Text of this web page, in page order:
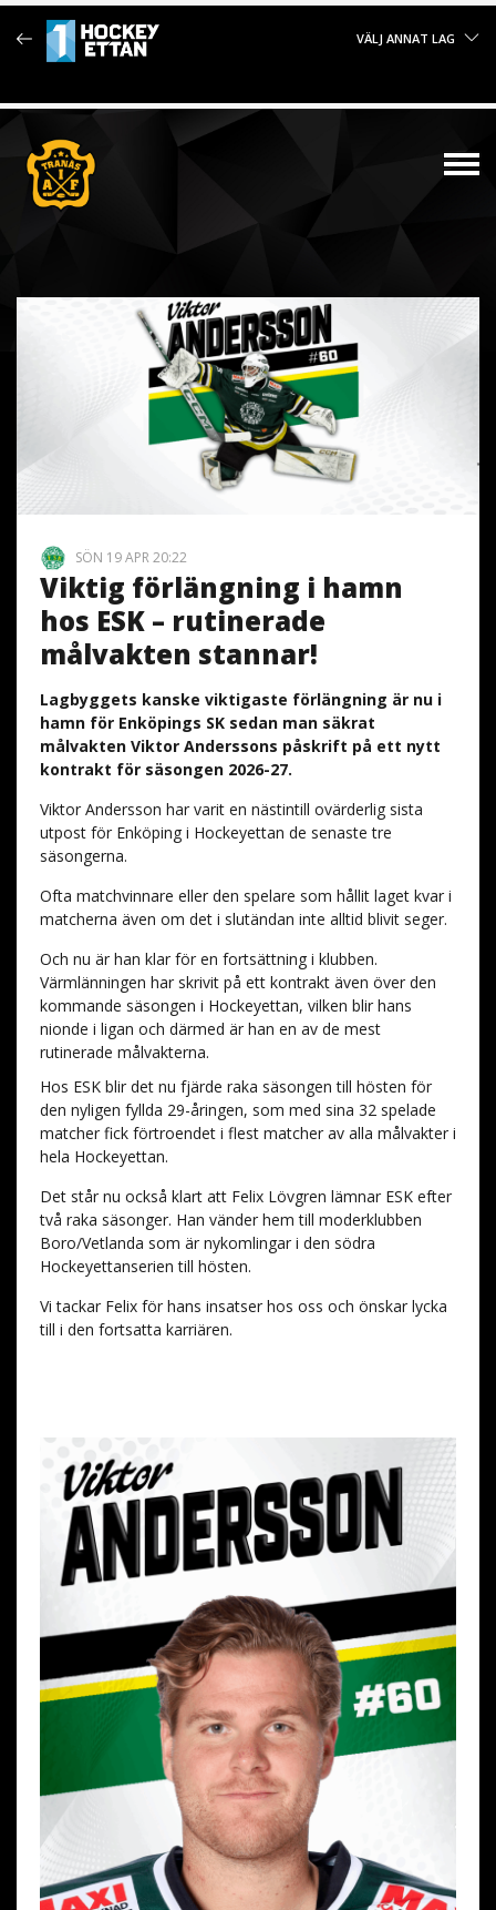
VÄLJ ANNAT LAG
SÖN 19 APR 20:22
Viktig förlängning i hamn
hos ESK – rutinerade
målvakten stannar!
Lagbyggets kanske viktigaste förlängning är nu i
hamn för Enköpings SK sedan man säkrat
målvakten Viktor Anderssons påskrift på ett nytt
kontrakt för säsongen 2026-27.
Viktor Andersson har varit en nästintill ovärderlig sista
utpost för Enköping i Hockeyettan de senaste tre
säsongerna.
Ofta matchvinnare eller den spelare som hållit laget kvar i
matcherna även om det i slutändan inte alltid blivit seger.
Och nu är han klar för en fortsättning i klubben.
Värmlänningen har skrivit på ett kontrakt även över den
kommande säsongen i Hockeyettan, vilken blir hans
nionde i ligan och därmed är han en av de mest
rutinerade målvakterna.
Hos ESK blir det nu fjärde raka säsongen till hösten för
den nyligen fyllda 29-åringen, som med sina 32 spelade
matcher fick förtroendet i flest matcher av alla målvakter i
hela Hockeyettan.
Det står nu också klart att Felix Lövgren lämnar ESK efter
två raka säsonger. Han vänder hem till moderklubben
Boro/Vetlanda som är nykomlingar i den södra
Hockeyettanserien till hösten.
Vi tackar Felix för hans insatser hos oss och önskar lycka
till i den fortsatta karriären.